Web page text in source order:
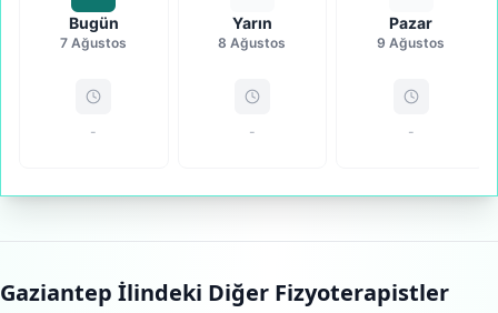
Bugün
7 Ağustos
-
Yarın
8 Ağustos
-
Pazar
9 Ağustos
-
Gaziantep İlindeki Diğer Fizyoterapistler